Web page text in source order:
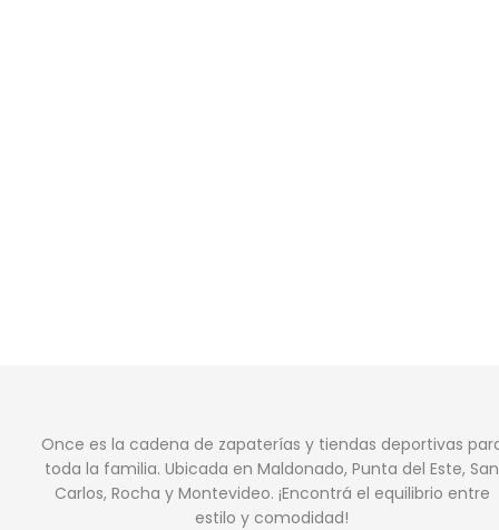
Once es la cadena de zapaterías y tiendas deportivas
toda la familia. Ubicada en Maldonado, Punta del Este, San
Carlos, Rocha y Montevideo. ¡Encontrá el equilibrio entre
estilo y comodidad!